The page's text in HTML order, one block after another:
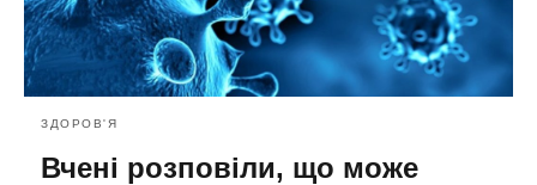
ЗДОРОВ'Я
Вчені розповіли, що може